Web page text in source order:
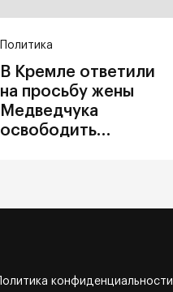
Политика
В Кремле ответили
на просьбу жены
Медведчука
освободить
Политика конфиденциальности